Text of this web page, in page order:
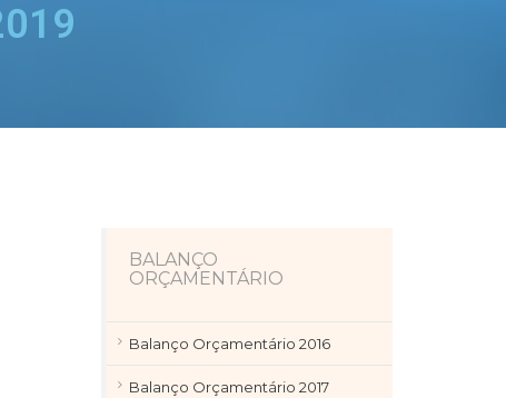
BALANÇO
ORÇAMENTÁRIO
Balanço Orçamentário 2016
Balanço Orçamentário 2017